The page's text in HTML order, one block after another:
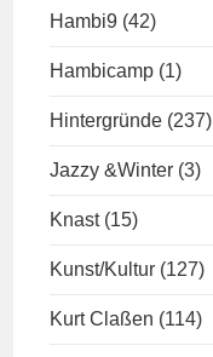
Hambi9 (42)
Hambicamp (1)
Hintergründe (237)
Jazzy &Winter (3)
Knast (15)
Kunst/Kultur (127)
Kurt Claßen (114)